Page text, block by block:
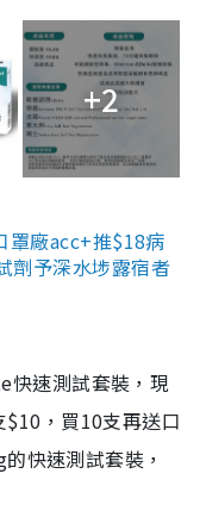
+2
罩廠acc+推$18病
劑予深水埗露宿者
快速測試套裝，現
，買10支再送口
快速測試套裝，